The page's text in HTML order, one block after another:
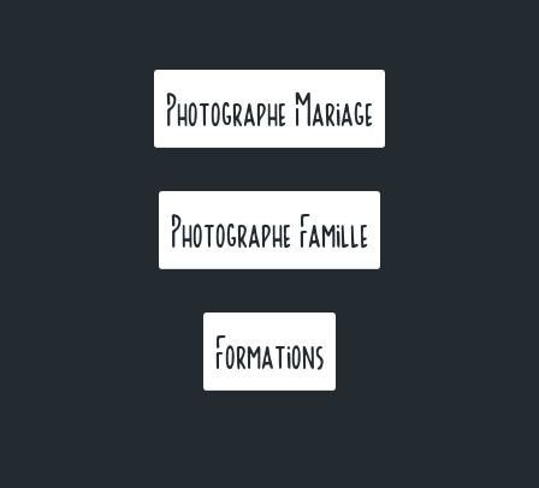
Photographe Mariage
Photographe Famille
Formations